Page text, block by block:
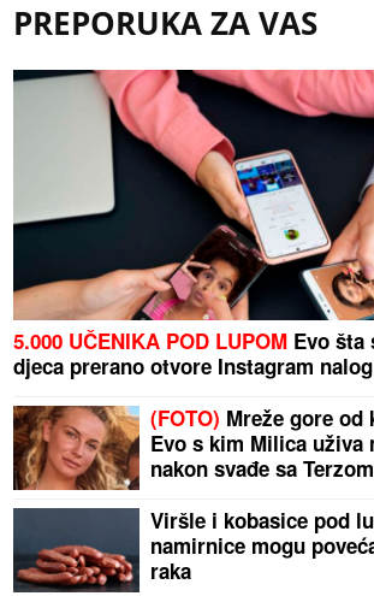
PREPORUKA ZA VAS
5.000 UČENIKA POD LUPOM Evo šta
djeca prerano otvore Instagram nalog
(FOTO) Mreže gore od
Evo s kim Milica uživa
nakon svađe sa Terzom
Viršle i kobasice pod
namirnice mogu
raka